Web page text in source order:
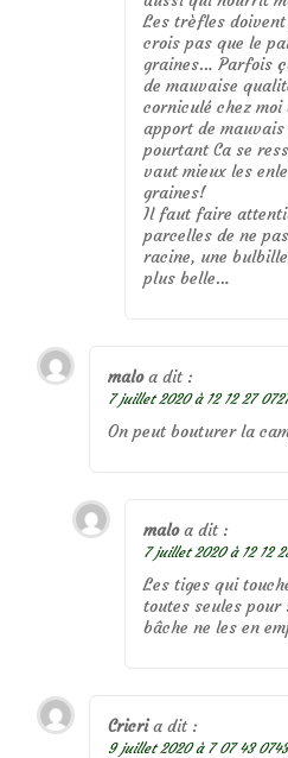
Les trèfles doivent
crois pas que le
graines… Parfois
de mauvaise
corniculé chez moi
apport de
pourtant Ca se
vaut mieux les
graines!
Il faut faire
parcelles de ne
racine, une
plus belle…
malo a dit :
7 juillet 2020 à 12 12 27
On peut bouturer la
malo a dit :
7 juillet 2020 à 12 12
Les tiges qui
toutes seules pour
bâche ne les en
Cricri a dit :
9 juillet 2020 à 7 07 43